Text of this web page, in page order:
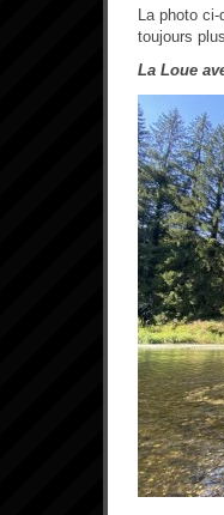
La photo
toujours
La Loue